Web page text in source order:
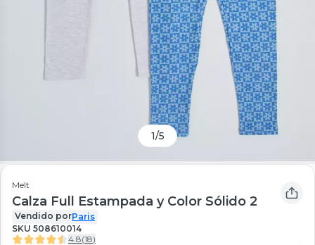
1/5
Melt
Calza Full Estampada y Color Sólido 2
Vendido porParis
SKU 508610014
4.8(18)